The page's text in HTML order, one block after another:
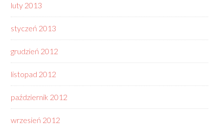
luty 2013
styczeń 2013
grudzień 2012
listopad 2012
październik 2012
wrzesień 2012